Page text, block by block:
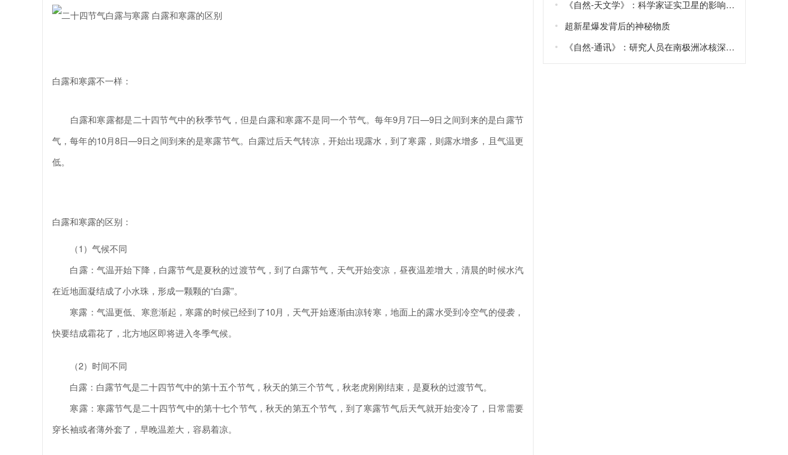
白露和寒露不一样：
白露和寒露都是二十四节气中的秋季节气，但是白露和寒露不是同一个节气。每年9月7日—9日之间到来的是白露节
气，每年的10月8日—9日之间到来的是寒露节气。白露过后天气转凉，开始出现露水，到了寒露，则露水增多，且气温更
低。
白露和寒露的区别：
（1）气候不同
白露：气温开始下降，白露节气是夏秋的过渡节气，到了白露节气，天气开始变凉，昼夜温差增大，清晨的时候水汽
在近地面凝结成了小水珠，形成一颗颗的“白露”。
寒露：气温更低、寒意渐起，寒露的时候已经到了10月，天气开始逐渐由凉转寒，地面上的露水受到冷空气的侵袭，
快要结成霜花了，北方地区即将进入冬季气候。
（2）时间不同
白露：白露节气是二十四节气中的第十五个节气，秋天的第三个节气，秋老虎刚刚结束，是夏秋的过渡节气。
寒露：寒露节气是二十四节气中的第十七个节气，秋天的第五个节气，到了寒露节气后天气就开始变冷了，日常需要
穿长袖或者薄外套了，早晚温差大，容易着凉。
《自然-天文学》：科学家证实卫星的影响可以解释土星旋转轴的倾斜
超新星爆发背后的神秘物质
《自然-通讯》：研究人员在南极洲冰核深处发现火星矿物——黄钾铁矾